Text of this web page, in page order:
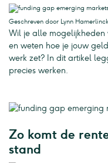
Geschreven door Lynn
Wil je alle
en weten hoe je jouw
werk zet? In dit artikel
precies werken.
Zo komt de
stand